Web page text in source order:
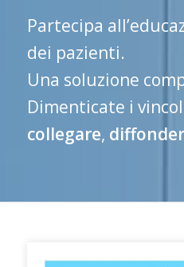
Partecipa
dei pazienti.
Una soluzione
Dimenticate i
collegare,